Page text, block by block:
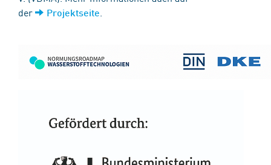
der
Projektseite